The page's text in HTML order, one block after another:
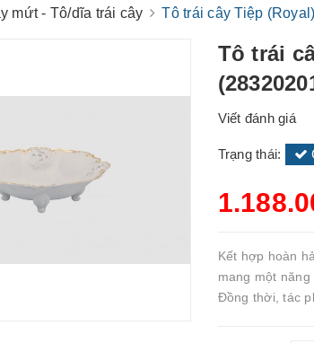
mứt - Tô/dĩa trái cây Tô trái cây Tiệp
Tô trái
Viết đánh giá
Trạng thái:
Kết hợp hoàn
mang một
Đồng thời, tác